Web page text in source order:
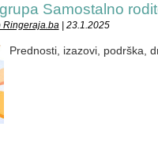
Samostalno
Ringeraja.ba| 23.1.2025
Prednosti, izazovi, podrška,